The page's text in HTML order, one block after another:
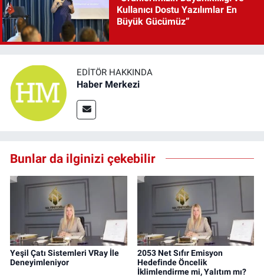
Kullanıcı Dostu Yazılımlar En
Büyük Gücümüz”
EDITÖR HAKKINDA
Haber Merkezi
Bunlar da ilginizi çekebilir
Yeşil Çatı Sistemleri VRay İle
Deneyimleniyor
2053 Net Sıfır Emisyon
Hedefinde Öncelik
İklimlendirme mi, Yalıtım mı?